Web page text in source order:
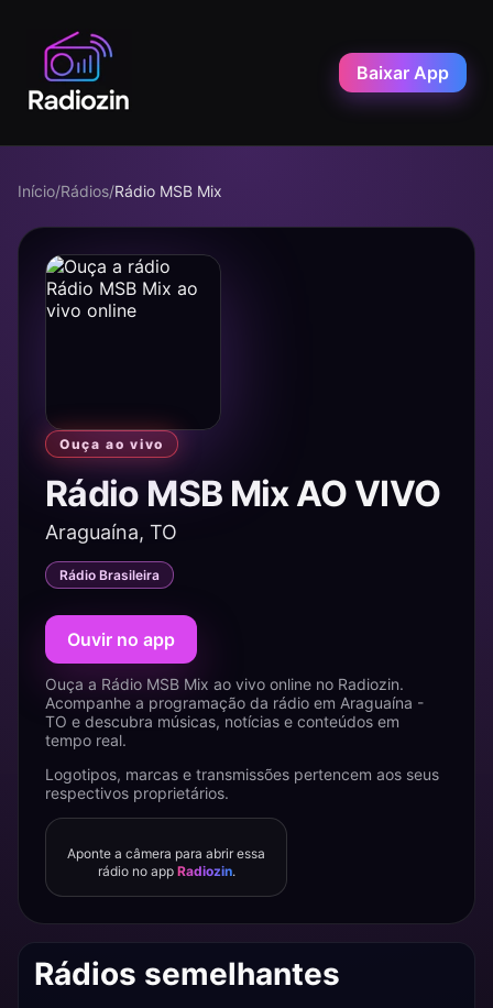
Baixar App
Início/Rádios/Rádio MSB Mix
Ouça ao vivo
Rádio MSB Mix AO VIVO
Araguaína, TO
Rádio Brasileira
Ouvir no app
Ouça a Rádio MSB Mix ao vivo online no Radiozin.
Acompanhe a programação da rádio em Araguaína -
TO e descubra músicas, notícias e conteúdos em
tempo real.
Logotipos, marcas e transmissões pertencem aos seus
respectivos proprietários.
Aponte a câmera para abrir essa
rádio no app Radiozin.
Rádios semelhantes